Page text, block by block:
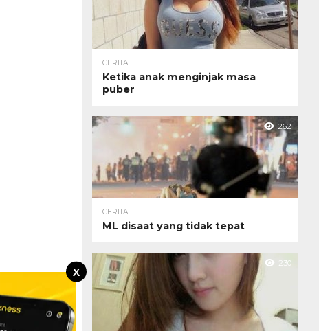
X
CERITA
Ketika anak menginjak masa
puber
262
CERITA
ML disaat yang tidak tepat
230